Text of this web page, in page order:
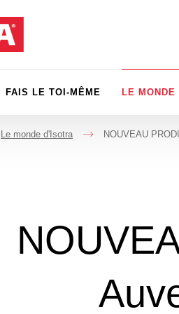
FAIS LE TOI-MÊME LE
->
Le monde d'Isotra
->
NOUVEAU